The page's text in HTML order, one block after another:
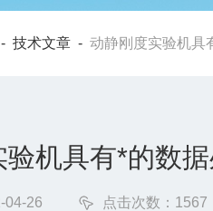
- 技术文章 - 动静刚度实验机具
机具有*的数
04-26 点击次数：1567